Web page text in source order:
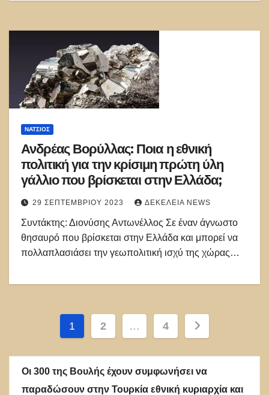
ΝΑΤΣΙΌΣ
Ανδρέας Βορύλλας: Ποια η εθνική
πολιτική για την κρίσιμη πρώτη ύλη
γάλλιο που βρίσκεται στην Ελλάδα;
29 ΣΕΠΤΕΜΒΡΊΟΥ 2023 ΔΕΚΈΛΕΙΑ NEWS
Συντάκτης: Διονύσης Αντωνέλλος Σε έναν άγνωστο
θησαυρό που βρίσκεται στην Ελλάδα και μπορεί να
πολλαπλασιάσει την γεωπολιτική ισχύ της χώρας…
Σελιδοποίηση
άρθρων
1 2 … 4
Οι 300 της Βουλής έχουν συμφωνήσει να
παραδώσουν στην Τουρκία εθνική κυριαρχία και